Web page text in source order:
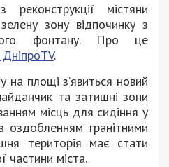
містяни
зону відпочинку з
фонтану. Про це
.
площі з’явиться новий
та затишні зони
місць для сидіння у
оздобленням гранітними
територія має стати
частини міста.